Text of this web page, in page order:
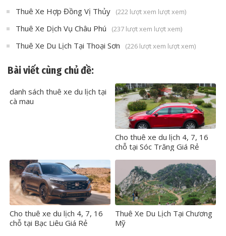
Thuê Xe Hợp Đồng Vị Thủy (222 lượt xem lượt xem)
Thuê Xe Dịch Vụ Châu Phú (237 lượt xem lượt xem)
Thuê Xe Du Lịch Tại Thoại Sơn (226 lượt xem lượt xem)
Bài viết cùng chủ đề:
danh sách thuê xe du lịch tại
cà mau
Cho thuê xe du lịch 4, 7, 16
chỗ tại Sóc Trăng Giá Rẻ
Cho thuê xe du lịch 4, 7, 16
chỗ tại Bạc Liêu Giá Rẻ
Thuê Xe Du Lịch Tại Chương
Mỹ